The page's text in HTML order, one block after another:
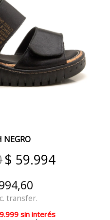
NEGRO
NEGRO
$ 59.994
transfer.
sin interés